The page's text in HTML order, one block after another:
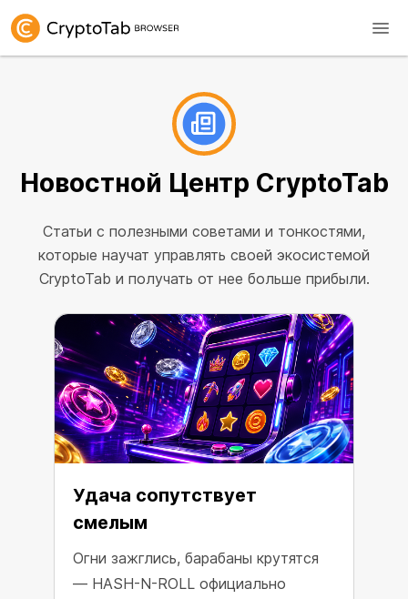
Новостной Центр CryptoTab
Cтатьи с полезными советами и тонкостями,
которые научат управлять своей экосистемой
CryptoTab и получать от нее больше прибыли.
Удача сопутствует
смелым
Огни зажглись, барабаны крутятся
— HASH-N-ROLL официально